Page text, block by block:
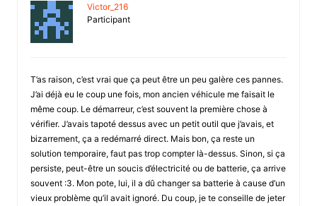
Victor_216
Participant
T’as raison, c’est vrai que ça peut être un peu galère ces pannes.
J’ai déjà eu le coup une fois, mon ancien véhicule me faisait le
même coup. Le démarreur, c’est souvent la première chose à
vérifier. J’avais tapoté dessus avec un petit outil que j’avais, et
bizarrement, ça a redémarré direct. Mais bon, ça reste un
solution temporaire, faut pas trop compter là-dessus. Sinon, si ça
persiste, peut-être un soucis d’électricité ou de batterie, ça arrive
souvent :3. Mon pote, lui, il a dû changer sa batterie à cause d’un
vieux problème qu’il avait ignoré. Du coup, je te conseille de jeter